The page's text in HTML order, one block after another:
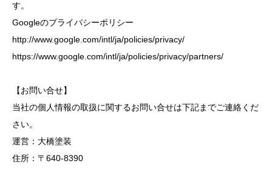
す。
Googleのプライバシーポリシー
http://www.google.com/intl/ja/policies/privacy/
https://www.google.com/intl/ja/policies/privacy/partners/
【お問い合せ】
当社の個人情報の取扱に関するお問い合せは下記までご連絡くだ
さい。
運営：大橋塗装
住所：〒640-8390